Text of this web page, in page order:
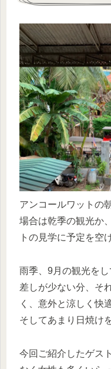
アンコールワットの
場合は乾季の観光か
トの見学に予定を空
雨季、9月の観光を
差しが少ない分、そ
く、意外と涼しく快
そしてあまり日焼け
今回ご紹介したゲス